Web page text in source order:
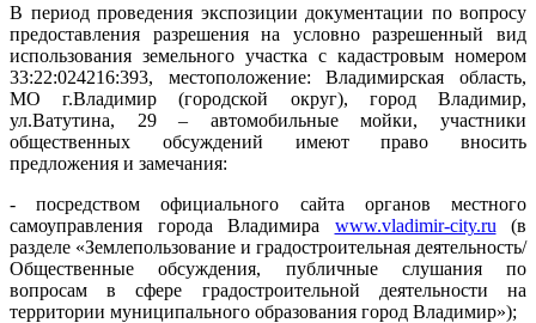
В период проведения экспозиции документации по вопросу
предоставления разрешения на условно разрешенный вид
использования земельного участка с кадастровым номером
33:22:024216:393, местоположение: Владимирская область,
МО г.Владимир (городской округ), город Владимир,
ул.Ватутина, 29 – автомобильные мойки, участники
общественных обсуждений имеют право вносить
предложения и замечания:
- посредством официального сайта органов местного
самоуправления города Владимира www.vladimir-city.ru (в
разделе «Землепользование и градостроительная деятельность/
Общественные обсуждения, публичные слушания по
вопросам в сфере градостроительной деятельности на
территории муниципального образования город Владимир»);